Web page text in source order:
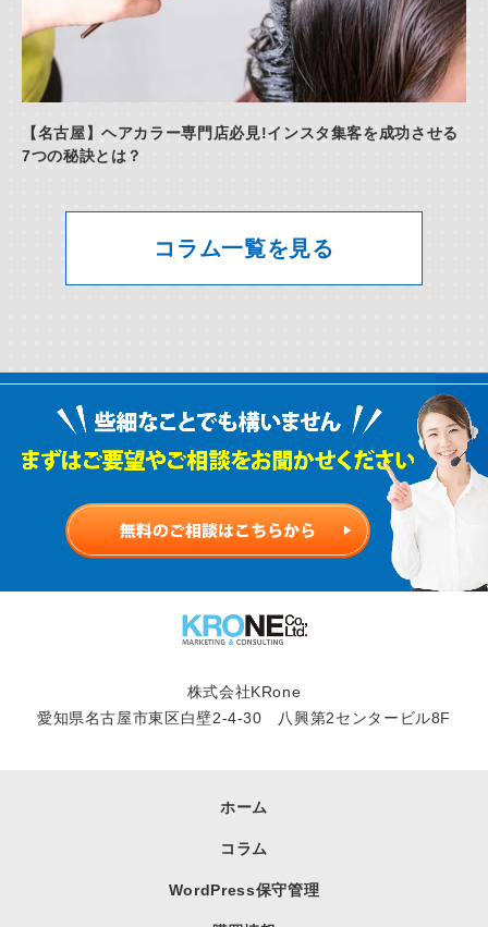
【名古屋】ヘアカラー専門店必見!インスタ集客を成功させる
7つの秘訣とは？
コラム一覧を見る
株式会社KRone
愛知県名古屋市東区白壁2-4-30 八興第2センタービル8F
ホーム
コラム
WordPress保守管理